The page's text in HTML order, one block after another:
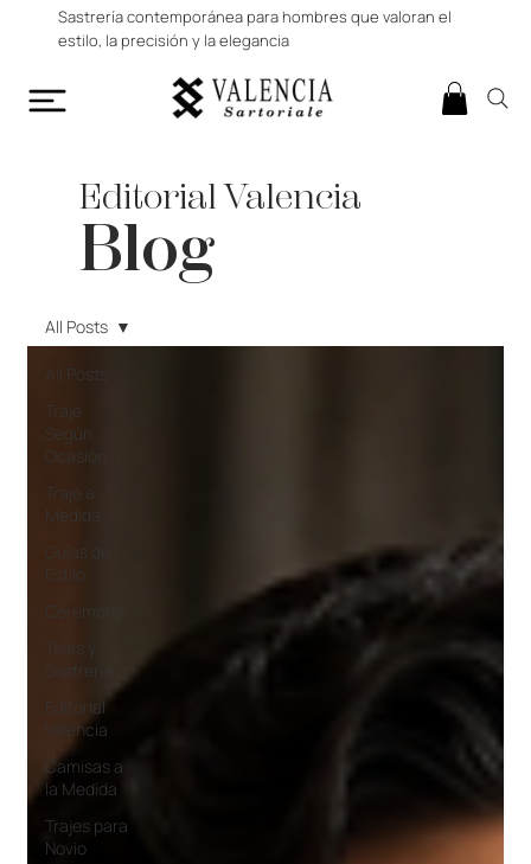
Sastrería contemporánea para hombres que valoran el
estilo, la precisión y la elegancia
Editorial Valencia
Blog
All Posts
Traje
Según
Ocasión
Traje a
Medida
Guías de
Estilo
Ceremony
Telas y
Sastrería
Editorial
Valencia
Camisas a
la Medida
Trajes para
Novio
All Posts